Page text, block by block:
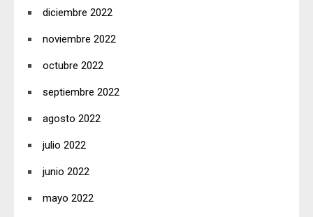
diciembre 2022
noviembre 2022
octubre 2022
septiembre 2022
agosto 2022
julio 2022
junio 2022
mayo 2022